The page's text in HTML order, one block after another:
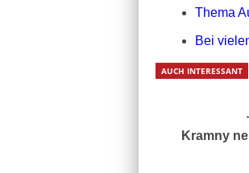
Thema
Bei
AUCH INTERESSANT
Kramny